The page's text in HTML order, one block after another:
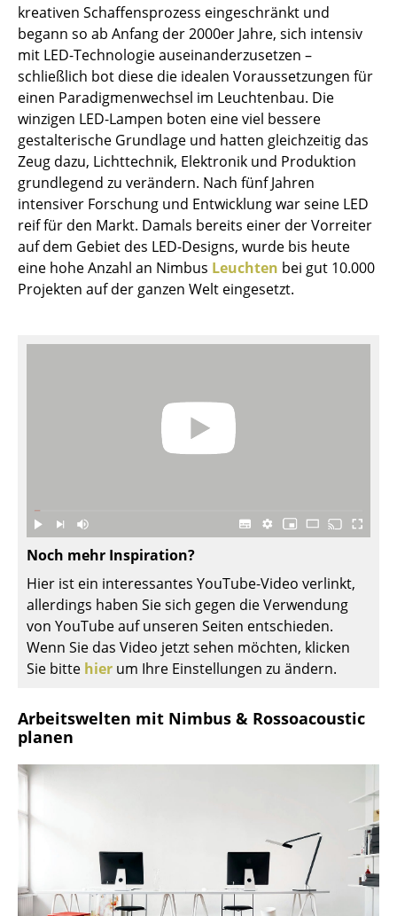
Bodenleuchten
Wandleuchten
Outdoor-Leuchten
Akkuleuchten
... alle Leuchten
Betten
Doppelbetten
Einzelbetten
Uhren
Spiegel
Figuren & Miniaturen
Vasen
Tabletts
Aufbewahrungsboxen
Vorhänge
... alle Accessoires
kreativen Schaffensprozess eingeschränkt und
begann so ab Anfang der 2000er Jahre, sich intensiv
mit LED-Technologie auseinanderzusetzen –
schließlich bot diese die idealen Voraussetzungen für
einen Paradigmenwechsel im Leuchtenbau. Die
winzigen LED-Lampen boten eine viel bessere
gestalterische Grundlage und hatten gleichzeitig das
Zeug dazu, Lichttechnik, Elektronik und Produktion
grundlegend zu verändern. Nach fünf Jahren
intensiver Forschung und Entwicklung war seine LED
reif für den Markt. Damals bereits einer der Vorreiter
auf dem Gebiet des LED-Designs, wurde bis heute
eine hohe Anzahl an Nimbus Leuchten bei gut 10.000
Projekten auf der ganzen Welt eingesetzt.
Noch mehr Inspiration?
Hier ist ein interessantes YouTube-Video verlinkt,
allerdings haben Sie sich gegen die Verwendung
von YouTube auf unseren Seiten entschieden.
Wenn Sie das Video jetzt sehen möchten, klicken
Sie bitte hier um Ihre Einstellungen zu ändern.
Arbeitswelten mit Nimbus & Rossoacoustic
planen